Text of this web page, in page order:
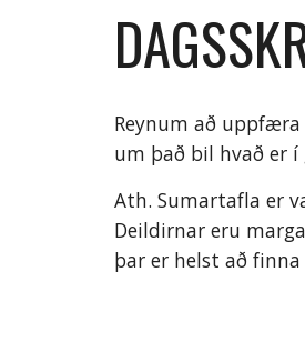
Reynum að
um það bil hvað er
Ath. Sumartafla er
Deildirnar eru
þar er helst að